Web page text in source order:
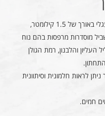
שביל הפסגה בהר מירון הוא מסלול מעגלי באורך של 1.5 קילומטר,
מוסדרות מרפסות בהם נוח
והלבנון, רמת הגולן
לראות חלמונית וסיתוונית
חמים.